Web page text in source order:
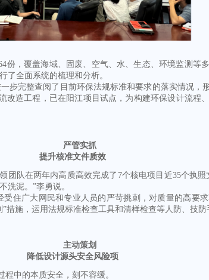
，覆盖海域、固废、空气、水、生态、环境监测等
了全面系统的梳理和分析。
完整查阅了目前环保法规标准和要求的落实情况，
造工程，已在阳江项目试点，为构建环保设计流程
严管实抓
提升核准文件质效
队在两年内高质高效完成了7个核电项目近35个执
洗泥。”李勇说。
广大网民和专业人员的严苛挑刺，对质量的高要
施，运用法规标准检查工具和清样检查等人防、技防
主动策划
降低设计源头安全风险项
中的本质安全，刻不容缓。